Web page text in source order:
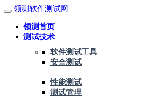
领测软件测试网
领测首页
测试技术
软件测试工具
安全测试
性能测试
测试管理